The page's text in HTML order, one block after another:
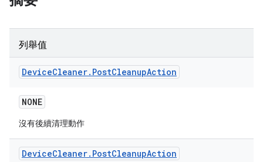
列舉值
DeviceCleaner. PostCleanupAction
NONE
沒有後續清理動作
DeviceCleaner. PostCleanupAction